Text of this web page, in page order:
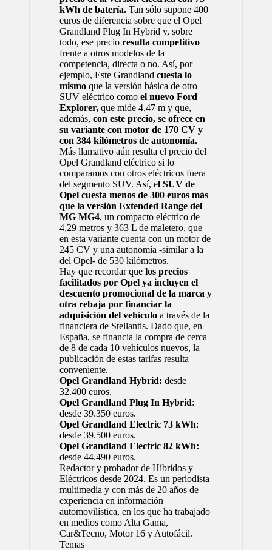
kWh de batería. Tan sólo supone 400
euros de diferencia sobre que el Opel
Grandland Plug In Hybrid y, sobre
todo, ese precio resulta competitivo
frente a otros modelos de la
competencia, directa o no. Así, por
ejemplo, Este Grandland cuesta lo
mismo que la versión básica de otro
SUV eléctrico como el nuevo Ford
Explorer, que mide 4,47 m y que,
además, con este precio, se ofrece en
su variante con motor de 170 CV y
con 384 kilómetros de autonomía.
Más llamativo aún resulta el precio del
Opel Grandland eléctrico si lo
comparamos con otros eléctricos fuera
del segmento SUV. Así, el SUV de
Opel cuesta menos de 300 euros más
que la versión Extended Range del
MG MG4, un compacto eléctrico de
4,29 metros y 363 L de maletero, que
en esta variante cuenta con un motor de
245 CV y una autonomía -similar a la
del Opel- de 530 kilómetros.
Hay que recordar que los precios
facilitados por Opel ya incluyen el
descuento promocional de la marca y
otra rebaja por financiar la
adquisición del vehículo a través de la
financiera de Stellantis. Dado que, en
España, se financia la compra de cerca
de 8 de cada 10 vehículos nuevos, la
publicación de estas tarifas resulta
conveniente.
Opel Grandland Hybrid: desde
32.400 euros.
Opel Grandland Plug In Hybrid:
desde 39.350 euros.
Opel Grandland Electric 73 kWh:
desde 39.500 euros.
Opel Grandland Electric 82 kWh:
desde 44.490 euros.
Redactor y probador de Híbridos y
Eléctricos desde 2024. Es un periodista
multimedia y con más de 20 años de
experiencia en información
automovilística, en los que ha trabajado
en medios como Alta Gama,
Car&Tecno, Motor 16 y Autofácil.
Temas